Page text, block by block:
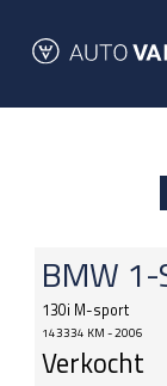
BMW 1-
130i M-sport
143334 KM - 2006
Verkocht